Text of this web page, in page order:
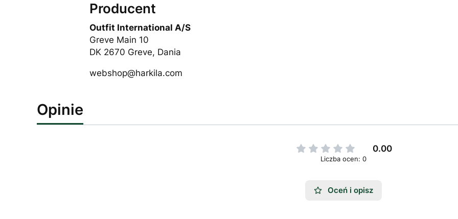
Producent
Outfit International A/S
Greve Main 10
DK 2670 Greve, Dania
webshop@harkila.com
Opinie
0.00
Liczba ocen: 0
Oceń i opisz